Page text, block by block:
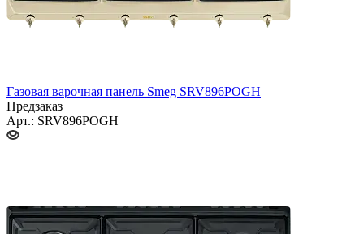
Газовая варочная панель Smeg SRV896POGH
Предзаказ
Арт.: SRV896POGH